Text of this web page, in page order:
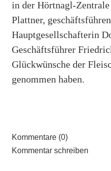
in der Hörtnagl-
Plattner,
Hauptgesellschafterin
Geschäftsführer
Glückwünsche der
genommen haben.
Kommentare (0)
Kommentar schreiben